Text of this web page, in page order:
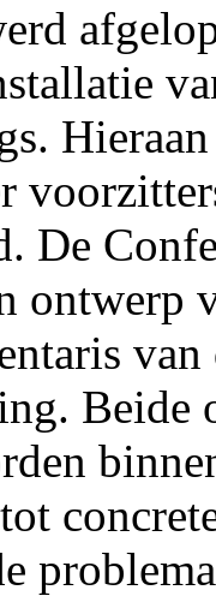
De
ontwerp
van
Beide